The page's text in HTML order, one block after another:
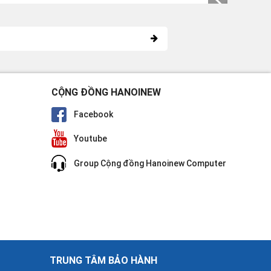
CỘNG ĐỒNG HANOINEW
Facebook
Youtube
Group Cộng đồng Hanoinew Computer
TRUNG TÂM BẢO HÀNH